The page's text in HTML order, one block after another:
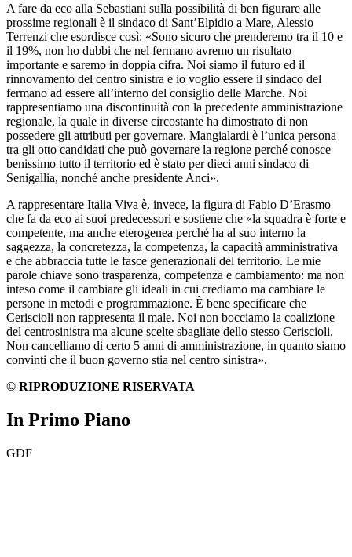
A fare da eco alla Sebastiani sulla possibilità di ben figurare alle
prossime regionali è il sindaco di Sant’Elpidio a Mare, Alessio
Terrenzi che esordisce così: «Sono sicuro che prenderemo tra il 10 e
il 19%, non ho dubbi che nel fermano avremo un risultato
importante e saremo in doppia cifra. Noi siamo il futuro ed il
rinnovamento del centro sinistra e io voglio essere il sindaco del
fermano ad essere all’interno del consiglio delle Marche. Noi
rappresentiamo una discontinuità con la precedente amministrazione
regionale, la quale in diverse circostante ha dimostrato di non
possedere gli attributi per governare. Mangialardi è l’unica persona
tra gli otto candidati che può governare la regione perché conosce
benissimo tutto il territorio ed è stato per dieci anni sindaco di
Senigallia, nonché anche presidente Anci».
A rappresentare Italia Viva è, invece, la figura di Fabio D’Erasmo
che fa da eco ai suoi predecessori e sostiene che «la squadra è forte e
competente, ma anche eterogenea perché ha al suo interno la
saggezza, la concretezza, la competenza, la capacità amministrativa
e che abbraccia tutte le fasce generazionali del territorio. Le mie
parole chiave sono trasparenza, competenza e cambiamento: ma non
inteso come il cambiare gli ideali in cui crediamo ma cambiare le
persone in metodi e programmazione. È bene specificare che
Ceriscioli non rappresenta il male. Noi non bocciamo la coalizione
del centrosinistra ma alcune scelte sbagliate dello stesso Ceriscioli.
Non cancelliamo di certo 5 anni di amministrazione, in quanto siamo
convinti che il buon governo stia nel centro sinistra».
© RIPRODUZIONE RISERVATA
In Primo Piano
GDF